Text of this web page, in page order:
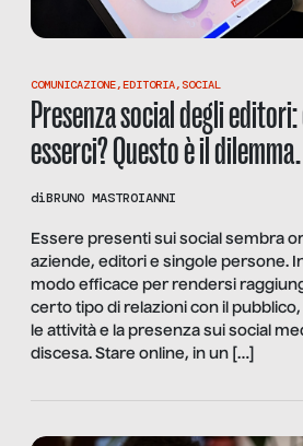
COMUNICAZIONE,EDITORIA, SOCIAL
Presenza social degli
esserci? Questo è il dilemma.
diBRUNO MASTROIANNI
Essere presenti sui social sembra
aziende, editori e singole persone.
modo efficace per rendersi
certo tipo di relazioni con il
le attività e la presenza sui social
discesa. Stare online, in un […]